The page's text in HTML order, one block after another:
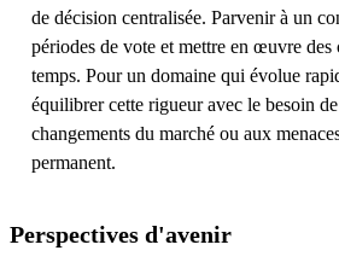
de décision centralisée. Parvenir à un
périodes de vote et mettre en œuvre des
temps. Pour un domaine qui évolue
équilibrer cette rigueur avec le besoin
changements du marché ou aux
permanent.
Perspectives d'avenir